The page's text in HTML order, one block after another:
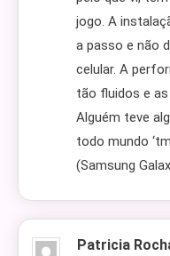
jogo. A
a passo e não
celular. A
tão fluidos e
Alguém teve
todo mundo
(Samsung
Patricia